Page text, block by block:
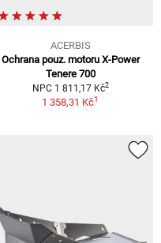
ACERBIS
Ochrana pouz. motoru X-Power
Tenere 700
NPC 1 811,17 Kč2
1 358,31 Kč1